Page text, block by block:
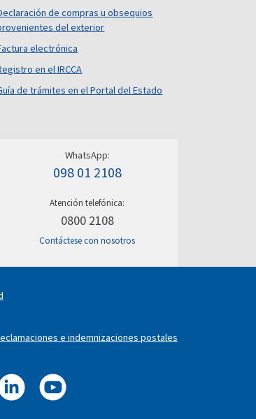
de compras u obsequios
del exterior
electrónica
en el IRCCA
de trámites en el Portal del Estado
WhatsApp:
098 01 2108
Atención telefónica:
0800 2108
Contáctese con nosotros
e indemnizaciones postales